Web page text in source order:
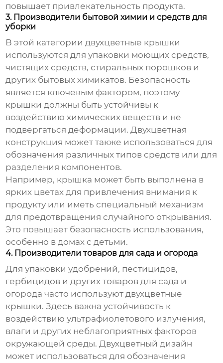
повышает привлекательность продукта.
3. Производители бытовой химии и средств для
уборки
В этой категории двухцветные крышки
используются для упаковки моющих средств,
чистящих средств, стиральных порошков и
других бытовых химикатов. Безопасность
является ключевым фактором, поэтому
крышки должны быть устойчивы к
воздействию химических веществ и не
подвергаться деформации. Двухцветная
конструкция может также использоваться для
обозначения различных типов средств или для
разделения компонентов.
Например, крышка может быть выполнена в
ярких цветах для привлечения внимания к
продукту или иметь специальный механизм
для предотвращения случайного открывания.
Это повышает безопасность использования,
особенно в домах с детьми.
4. Производители товаров для сада и огорода
Для упаковки удобрений, пестицидов,
гербицидов и других товаров для сада и
огорода часто используют двухцветные
крышки. Здесь важна устойчивость к
воздействию ультрафиолетового излучения,
влаги и других неблагоприятных факторов
окружающей среды. Двухцветный дизайн
может использоваться для обозначения